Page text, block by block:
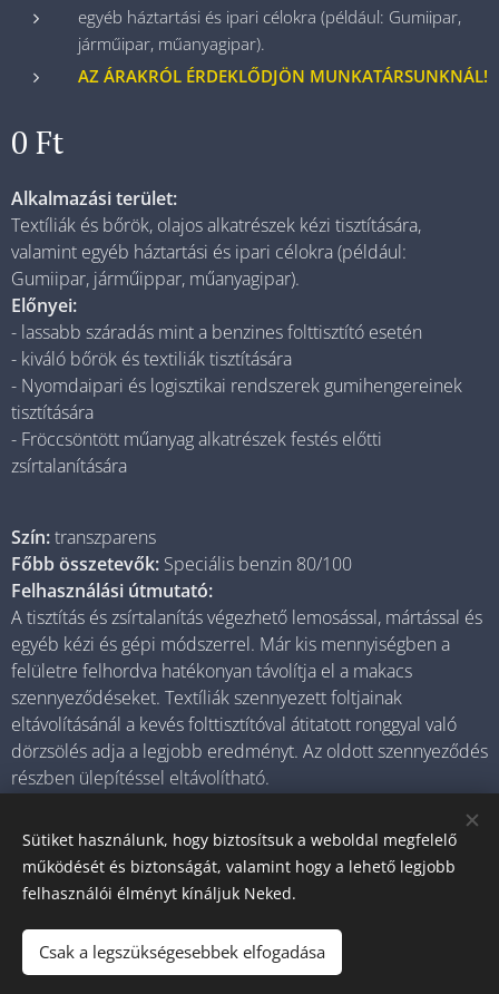
egyéb háztartási és ipari célokra (például: Gumiipar,
járműipar, műanyagipar).
AZ ÁRAKRÓL ÉRDEKLŐDJÖN MUNKATÁRSUNKNÁL!
0 Ft
Alkalmazási terület:
Textíliák és bőrök, olajos alkatrészek kézi tisztítására,
valamint egyéb háztartási és ipari célokra (például:
Gumiipar, járműippar, műanyagipar).
Előnyei:
- lassabb száradás mint a benzines folttisztító esetén
- kiváló bőrök és textiliák tisztítására
- Nyomdaipari és logisztikai rendszerek gumihengereinek
tisztítására
- Fröccsöntött műanyag alkatrészek festés előtti
zsírtalanítására
Szín:transzparens
Főbb összetevők: Speciális benzin 80/100
Felhasználási útmutató:
A tisztítás és zsírtalanítás végezhető lemosással, mártással és
egyéb kézi és gépi módszerrel. Már kis mennyiségben a
felületre felhordva hatékonyan távolítja el a makacs
szennyeződéseket. Textíliák szennyezett foltjainak
eltávolításánál a kevés folttisztítóval átitatott ronggyal való
dörzsölés adja a legjobb eredményt. Az oldott szennyeződés
részben ülepítéssel eltávolítható.
© 2025 Minden jog fenntartva
Sütiket használunk, hogy biztosítsuk a weboldal megfelelő
működését és biztonságát, valamint hogy a lehető legjobb
felhasználói élményt kínáljuk Neked.
Csak a legszükségesebbek elfogadása